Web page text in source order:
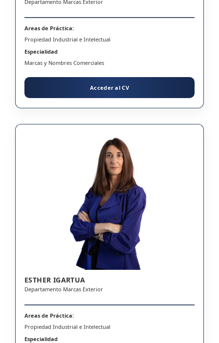
Departamento Marcas Exterior
Areas de Práctica:
Propiedad Industrial e Intelectual
Especialidad
Marcas y Nombres Comerciales
Acceder al CV
ESTHER IGARTUA
Departamento Marcas Exterior
Areas de Práctica:
Propiedad Industrial e Intelectual
Especialidad